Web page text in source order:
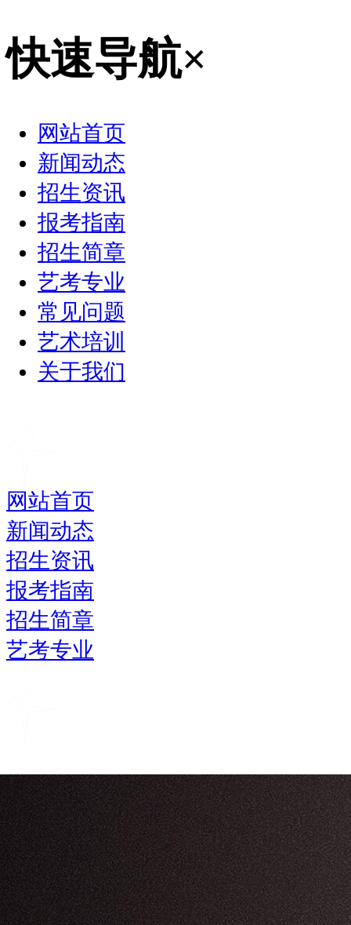
快速导航×
网站首页
新闻动态
招生资讯
报考指南
招生简章
艺考专业
常见问题
艺术培训
关于我们
网站首页
新闻动态
招生资讯
报考指南
招生简章
艺考专业